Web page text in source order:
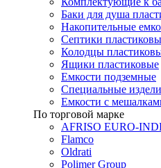
Баки для душа
Накопительные
Септики
Колодцы
Ящики пластиковые
Емкости подземные
Специальные
Емкости с
По торговой марке
AFRISO EURO-
Flamco
Oldrati
Polimer Group